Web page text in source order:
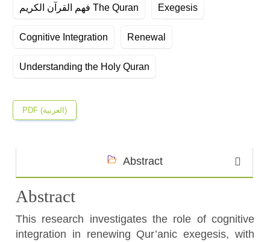
فهم القرآن الكريم The Quran Exegesis
Cognitive Integration Renewal
Understanding the Holy Quran
PDF (العربية)
Abstract
Abstract
This research investigates the role of cognitive
integration in renewing Qur’anic exegesis, with